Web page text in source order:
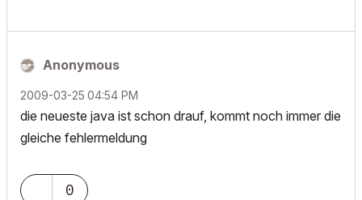
Anonymous
‎2009-03-25 04:54 PM
die neueste java ist schon drauf, kommt noch immer die
gleiche fehlermeldung
0